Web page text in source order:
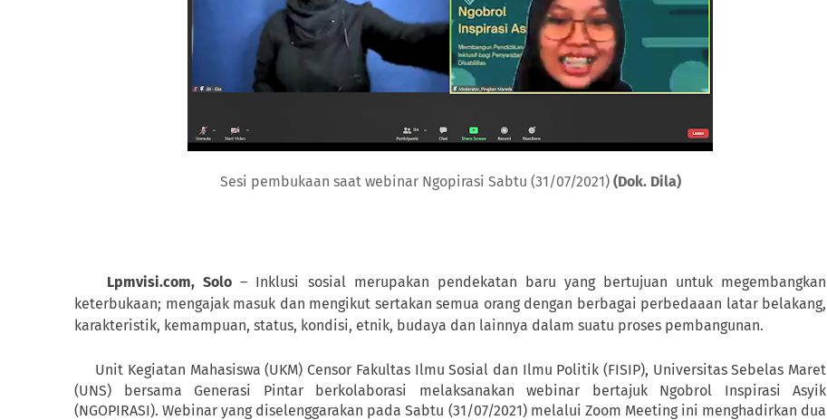
Sesi pembukaan saat webinar Ngopirasi Sabtu (31/07/2021) (Dok. Dila)
Lpmvisi.com, Solo – Inklusi sosial merupakan pendekatan baru yang bertujuan untuk megembangkan
keterbukaan; mengajak masuk dan mengikut sertakan semua orang dengan berbagai perbedaaan latar belakang,
karakteristik, kemampuan, status, kondisi, etnik, budaya dan lainnya dalam suatu proses pembangunan.
Unit Kegiatan Mahasiswa (UKM) Censor Fakultas Ilmu Sosial dan Ilmu Politik (FISIP), Universitas Sebelas Maret
(UNS) bersama Generasi Pintar berkolaborasi melaksanakan webinar bertajuk Ngobrol Inspirasi Asyik
(NGOPIRASI). Webinar yang diselenggarakan pada Sabtu (31/07/2021) melalui Zoom Meeting ini menghadirkan dua